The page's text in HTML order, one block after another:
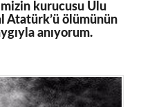
kurucusu Ulu
Atatürk’ü ölümünün
anıyorum.